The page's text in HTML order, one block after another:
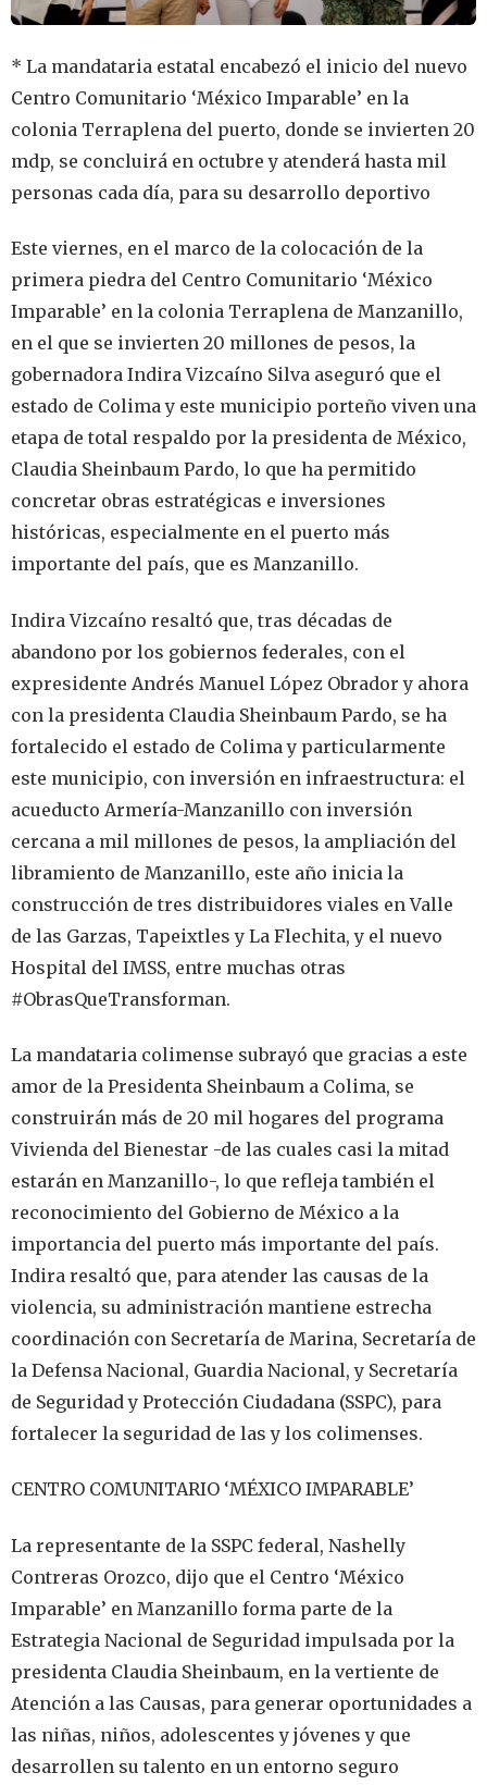
* La mandataria estatal encabezó el inicio del nuevo
Centro Comunitario ‘México Imparable’ en la
colonia Terraplena del puerto, donde se invierten 20
mdp, se concluirá en octubre y atenderá hasta mil
personas cada día, para su desarrollo deportivo
Este viernes, en el marco de la colocación de la
primera piedra del Centro Comunitario ‘México
Imparable’ en la colonia Terraplena de Manzanillo,
en el que se invierten 20 millones de pesos, la
gobernadora Indira Vizcaíno Silva aseguró que el
estado de Colima y este municipio porteño viven una
etapa de total respaldo por la presidenta de México,
Claudia Sheinbaum Pardo, lo que ha permitido
concretar obras estratégicas e inversiones
históricas, especialmente en el puerto más
importante del país, que es Manzanillo.
Indira Vizcaíno resaltó que, tras décadas de
abandono por los gobiernos federales, con el
expresidente Andrés Manuel López Obrador y ahora
con la presidenta Claudia Sheinbaum Pardo, se ha
fortalecido el estado de Colima y particularmente
este municipio, con inversión en infraestructura: el
acueducto Armería-Manzanillo con inversión
cercana a mil millones de pesos, la ampliación del
libramiento de Manzanillo, este año inicia la
construcción de tres distribuidores viales en Valle
de las Garzas, Tapeixtles y La Flechita, y el nuevo
Hospital del IMSS, entre muchas otras
#ObrasQueTransforman.
La mandataria colimense subrayó que gracias a este
amor de la Presidenta Sheinbaum a Colima, se
construirán más de 20 mil hogares del programa
Vivienda del Bienestar -de las cuales casi la mitad
estarán en Manzanillo-, lo que refleja también el
reconocimiento del Gobierno de México a la
importancia del puerto más importante del país.
Indira resaltó que, para atender las causas de la
violencia, su administración mantiene estrecha
coordinación con Secretaría de Marina, Secretaría de
la Defensa Nacional, Guardia Nacional, y Secretaría
de Seguridad y Protección Ciudadana (SSPC), para
fortalecer la seguridad de las y los colimenses.
CENTRO COMUNITARIO ‘MÉXICO IMPARABLE’
La representante de la SSPC federal, Nashelly
Contreras Orozco, dijo que el Centro ‘México
Imparable’ en Manzanillo forma parte de la
Estrategia Nacional de Seguridad impulsada por la
presidenta Claudia Sheinbaum, en la vertiente de
Atención a las Causas, para generar oportunidades a
las niñas, niños, adolescentes y jóvenes y que
desarrollen su talento en un entorno seguro